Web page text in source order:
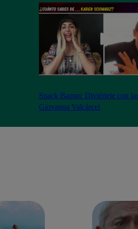
Snack Bamm: Diviértete con
Giovanna Valcárcel